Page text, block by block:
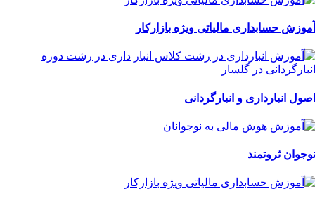
آموزش حسابداری مالیاتی ویژه بازارکار
اصول انبارداری و انبارگردانی
نوجوان ثروتمند